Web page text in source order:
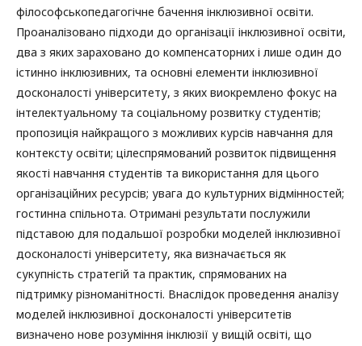
філософськопедагогічне бачення інклюзивної освіти.
Проаналізовано підходи до організації інклюзивної освіти,
два з яких зараховано до компенсаторних і лише один до
істинно інклюзивних, та основні елементи інклюзивної
досконалості університету, з яких виокремлено фокус на
інтелектуальному та соціальному розвитку студентів;
пропозиція найкращого з можливих курсів навчання для
контексту освіти; цілеспрямований розвиток підвищення
якості навчання студентів та використання для цього
організаційних ресурсів; увага до культурних відмінностей;
гостинна спільнота. Отримані результати послужили
підставою для подальшої розробки моделей інклюзивної
досконалості університету, яка визначається як
сукупність стратегій та практик, спрямованих на
підтримку різноманітності. Внаслідок проведення аналізу
моделей інклюзивної досконалості університетів
визначено нове розуміння інклюзії у вищій освіті, що